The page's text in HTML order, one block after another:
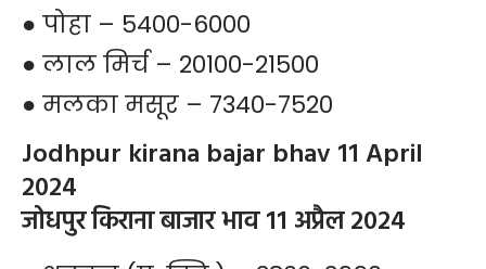
● पोहा – 5400-6000
● लाल मिर्च – 20100-21500
● मलका मसूर – 7340-7520
Jodhpur kirana bajar bhav 11 April
2024
जोधपुर किराना बाजार भाव 11 अप्रैल 2024